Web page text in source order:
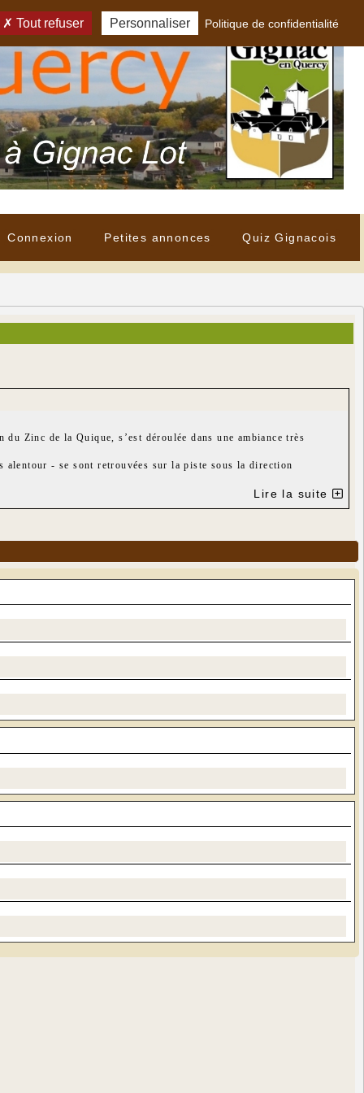
Connexion Petites annonces Quiz Gignacois
Zinc de la Quique, s’est déroulée dans une ambiance très
alentour - se sont retrouvées sur la piste sous la direction
?
Lire la suite
Tout refuser Personnaliser Politique de confidentialité